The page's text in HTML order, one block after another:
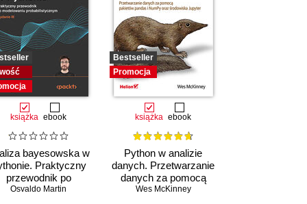
książka ebook
bayesowska w
Praktyczny
przewodnik po
modelowaniu
Osvaldo Martin
Bestseller
Promocja
książka ebook
Python w analizie
danych. Przetwarzanie
danych za pomocą
pakietów pandas i
Wes McKinney